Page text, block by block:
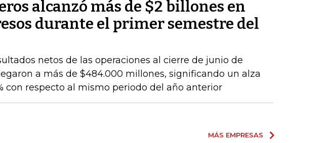
alcanzó más de $2 billones en
durante el primer semestre del
netos de las operaciones al cierre de junio de
a más de $484.000 millones, significando un alza
con respecto al mismo periodo del año anterior
MÁS EMPRESAS